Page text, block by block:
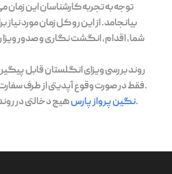
بیانجامد. از این رو کل زمان مورد
روند بررسی ویزای انگلستان قابل
فقط در صورت وقوع آپدیتی از طرف سفارت از آن خبردار خواهند شد.
نگین پرواز پارسهیچ دخالتی در روند بررسی و صدور ویزا ندارد.